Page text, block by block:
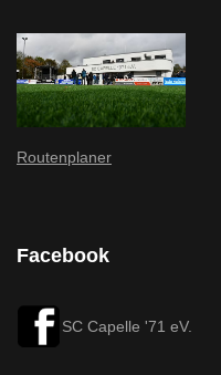
Routenplaner
Facebook
SC Capelle '71 eV.